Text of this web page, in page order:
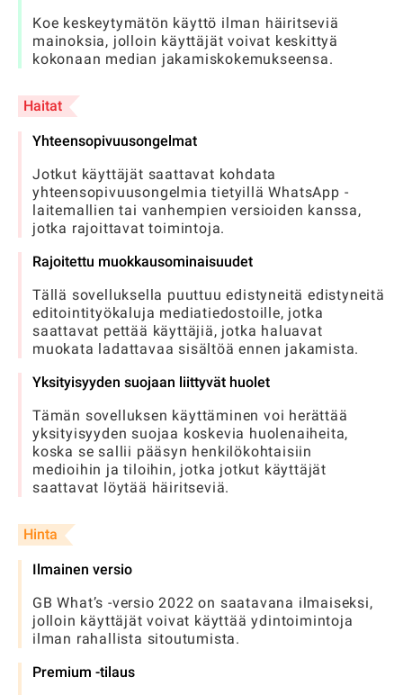
Koe keskeytymätön käyttö ilman häiritseviä
mainoksia, jolloin käyttäjät voivat keskittyä
kokonaan median jakamiskokemukseensa.
Haitat
Yhteensopivuusongelmat
Jotkut käyttäjät saattavat kohdata
yhteensopivuusongelmia tietyillä WhatsApp -
laitemallien tai vanhempien versioiden kanssa,
jotka rajoittavat toimintoja.
Rajoitettu muokkausominaisuudet
Tällä sovelluksella puuttuu edistyneitä edistyneitä
editointityökaluja mediatiedostoille, jotka
saattavat pettää käyttäjiä, jotka haluavat
muokata ladattavaa sisältöä ennen jakamista.
Yksityisyyden suojaan liittyvät huolet
Tämän sovelluksen käyttäminen voi herättää
yksityisyyden suojaa koskevia huolenaiheita,
koska se sallii pääsyn henkilökohtaisiin
medioihin ja tiloihin, jotka jotkut käyttäjät
saattavat löytää häiritseviä.
Hinta
Ilmainen versio
GB What’s -versio 2022 on saatavana ilmaiseksi,
jolloin käyttäjät voivat käyttää ydintoimintoja
ilman rahallista sitoutumista.
Premium -tilaus